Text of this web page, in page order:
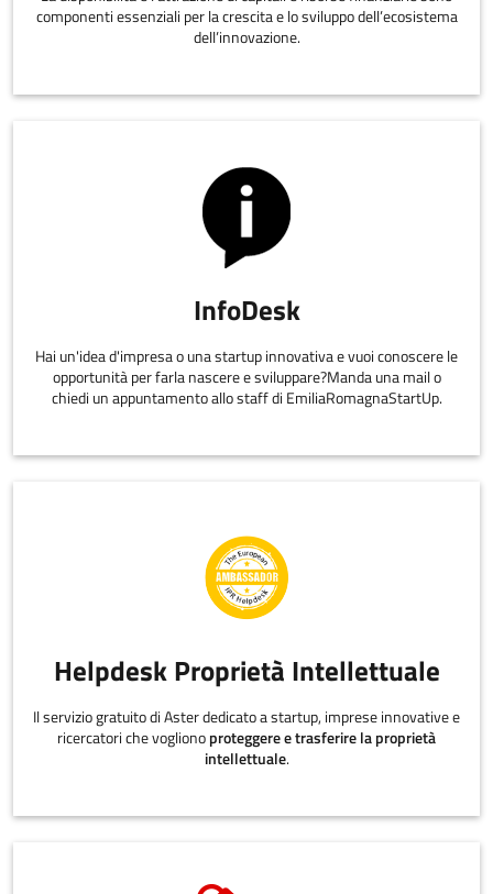
componenti essenziali per la crescita e lo sviluppo dell’ecosistema
dell’innovazione.
InfoDesk
Hai un'idea d'impresa o una startup innovativa e vuoi conoscere le
opportunità per farla nascere e sviluppare?Manda una mail o
chiedi un appuntamento allo staff di EmiliaRomagnaStartUp.
Helpdesk Proprietà Intellettuale
Il servizio gratuito di Aster dedicato a startup, imprese innovative e
ricercatori che voglionoproteggere e trasferire la proprietà
intellettuale.